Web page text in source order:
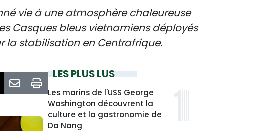
vie à une atmosphère chaleureuse
Casques bleus vietnamiens déployés
la stabilisation en Centrafrique.
LES PLUS LUS
Les marins de l'USS George
Washington découvrent la
culture et la gastronomie de
Da Nang